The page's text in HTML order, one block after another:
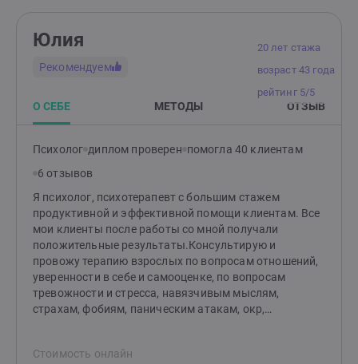
самостоятельно. Я работаю онлайн с парами и теми,
уже существующих отношениях. Если чувствуете, что
пришло время перемен, - буду рада знакомству
20 лет стажа
возраст 43 года
рейтинг 5/5
Юлия
Рекомендуем
О СЕБЕ МЕТОДЫ ОТЗЫВ
Психолог диплом проверен помогла 40 клиентам
6 отзывов
Я психолог, психотерапевт с большим стажем
продуктивной и эффективной помощи клиентам. Все
мои клиенты после работы со мной получали
положительные результаты.Консультирую и
провожу терапию взрослых по вопросам отношений,
уверенности в себе и самооценке, по вопросам
тревожности и стресса, навязчивым мыслям,
страхам, фобиям, паническим атакам, окр,
пищевого поведения, личностному, финансовому и
Стоимость онлайн